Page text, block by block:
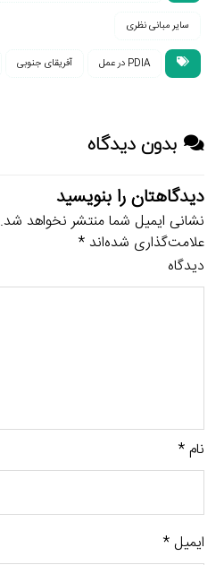
سایر مبانی نظری
PDIA در عمل آفریقای جنوبی
بدون دیدگاه
دیدگاهتان را بنویسید
نشانی ایمیل شما منتشر نخواهد شد.
علامت‌گذاری شده‌اند*
دیدگاه
نام*
ایمیل*